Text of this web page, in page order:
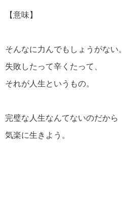
【意味】
そんなに力んでもしょうがない。
失敗したって辛くたって、
それが人生というもの。
完璧な人生なんてないのだから
気楽に生きよう。